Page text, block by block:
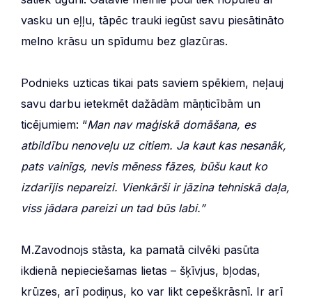
vasku un eļļu, tāpēc trauki iegūst savu piesātināto
melno krāsu un spīdumu bez glazūras.
Podnieks uzticas tikai pats saviem spēkiem, neļauj
savu darbu ietekmēt dažādām māņticībām un
ticējumiem: “Man nav maģiskā domāšana, es
atbildību nenoveļu uz citiem. Ja kaut kas nesanāk,
pats vainīgs, nevis mēness fāzes, būšu kaut ko
izdarījis nepareizi. Vienkārši ir jāzina tehniskā daļa,
viss jādara pareizi un tad būs labi.”
M.Zavodnojs stāsta, ka pamatā cilvēki pasūta
ikdienā nepieciešamas lietas – šķīvjus, bļodas,
krūzes, arī podiņus, ko var likt cepeškrāsnī. Ir arī